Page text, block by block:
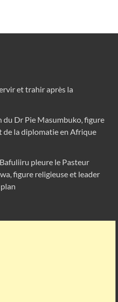
et trahir après la
Dr Pie Masumbuko, figure
de la diplomatie en Afrique
pleure le Pasteur
figure religieuse et leader